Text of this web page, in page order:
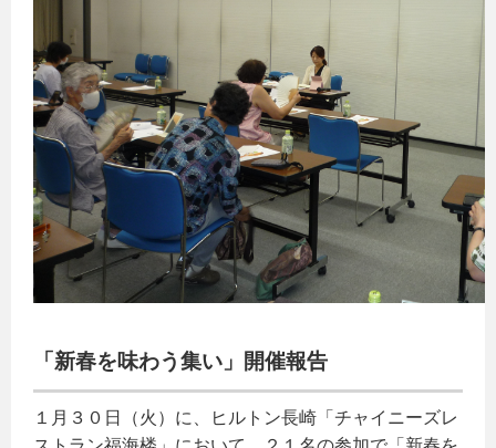
「新春を味わう集い」開催報告
１月３０日（火）に、ヒルトン長崎「チャイニーズレ